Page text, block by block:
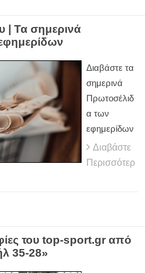
| Τα σημερινά
Διαβάστε τα
σημερινά
Πρωτοσέλιδ
α των
εφημερίδων
Διαβάστε
Περισσότερ
του top-sport.gr από
35-28»